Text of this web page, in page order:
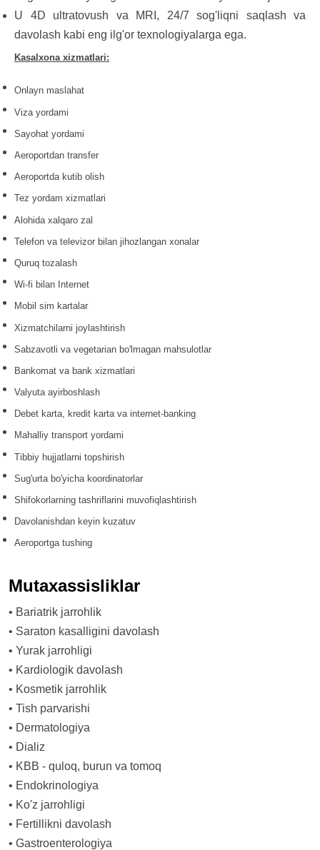
U 4D ultratovush va MRI, 24/7 sog'liqni saqlash va
davolash kabi eng ilg'or texnologiyalarga ega.
Kasalxona xizmatlari:
Onlayn maslahat
Viza yordami
Sayohat yordami
Aeroportdan transfer
Aeroportda kutib olish
Tez yordam xizmatlari
Alohida xalqaro zal
Telefon va televizor bilan jihozlangan xonalar
Quruq tozalash
Wi-fi bilan Internet
Mobil sim kartalar
Xizmatchilarni joylashtirish
Sabzavotli va vegetarian bo'lmagan mahsulotlar
Bankomat va bank xizmatlari
Valyuta ayirboshlash
Debet karta, kredit karta va internet-banking
Mahalliy transport yordami
Tibbiy hujjatlarni topshirish
Sug'urta bo'yicha koordinatorlar
Shifokorlarning tashriflarini muvofiqlashtirish
Davolanishdan keyin kuzatuv
Aeroportga tushing
Mutaxassisliklar
• Bariatrik jarrohlik
• Saraton kasalligini davolash
• Yurak jarrohligi
• Kardiologik davolash
• Kosmetik jarrohlik
• Tish parvarishi
• Dermatologiya
• Dializ
• KBB - quloq, burun va tomoq
• Endokrinologiya
• Ko'z jarrohligi
• Fertillikni davolash
• Gastroenterologiya